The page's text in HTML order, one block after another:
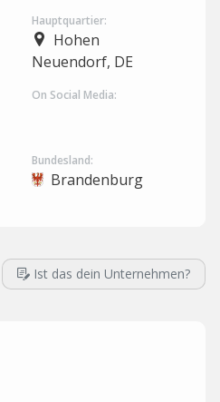
Hauptquartier:
Hohen
Neuendorf, DE
On Social Media:
Bundesland:
Brandenburg
Ist das dein Unternehmen?